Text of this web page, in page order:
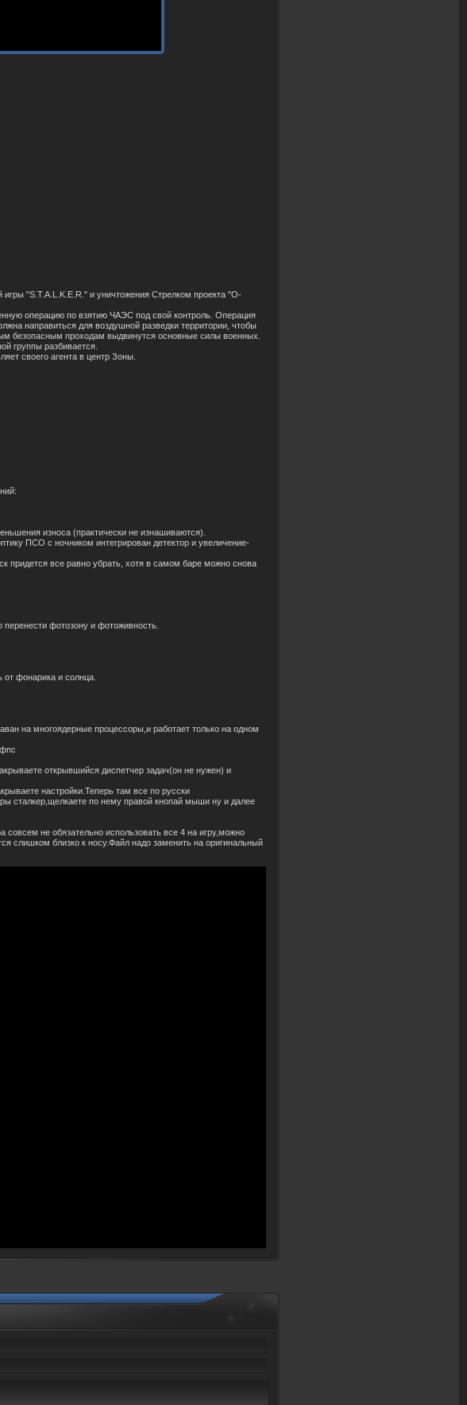
"S.T.A.L.K.E.R." и уничтожения Стрелком проекта "О-
операцию по взятию ЧАЭС под свой контроль. Операция
направиться для воздушной разведки территории, чтобы
безопасным проходам выдвинутся основные силы военных.
группы разбивается.
своего агента в центр Зоны.
износа (практически не изнашиваются).
ПСО с ночником интегрирован детектор и увеличение-
придется все равно убрать, хотя в самом баре можно снова
фотозону и фотоживность.
фонарика и солнца.
на многоядерные процессоры,и работает только на одном
открывшийся диспетчер задач(он не нужен) и
настройки.Теперь там все по русски
сталкер,щелкаете по нему правой кнопай мыши ну и далее
не обязательно использовать все 4 на игру,можно
слишком близко к носу.Файл надо заменить на оригинальный